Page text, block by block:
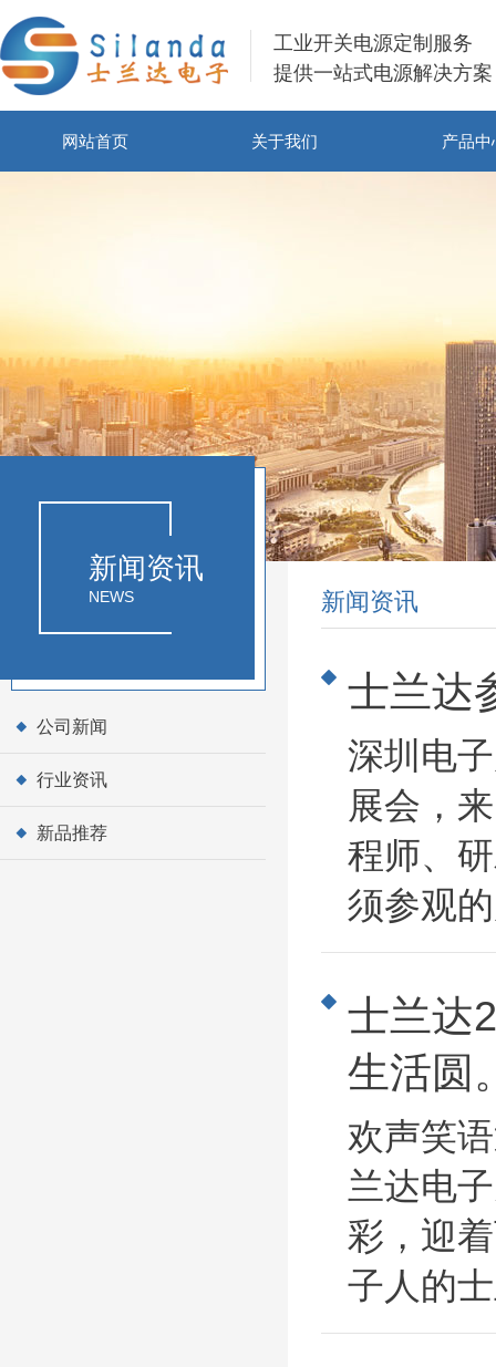
工业开关电源定制服务
提供一站式电源解决方案
网站首页 关于我们 产品中
新闻资讯
NEWS
公司新闻
行业资讯
新品推荐
新闻资讯
士兰达
深圳电
展会，
程师、
须参观
士兰达
生活圆
欢声笑
兰达电
彩，迎
子人的